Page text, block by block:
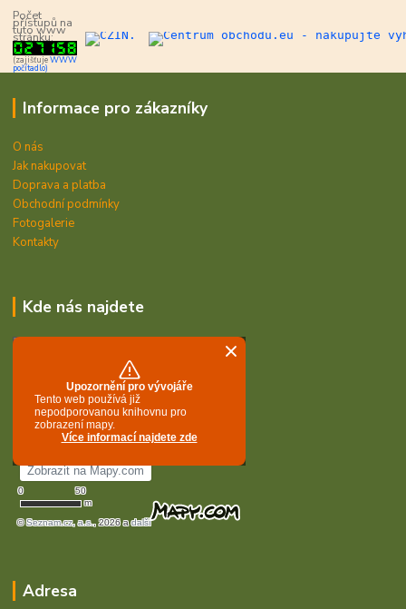
Počet
přístupů na
tuto www
stránku:
(zajišťujeWWW
počítadlo)
Informace pro zákazníky
O nás
Jak nakupovat
Doprava a platba
Obchodní podmínky
Fotogalerie
Kontakty
Kde nás najdete
Adresa